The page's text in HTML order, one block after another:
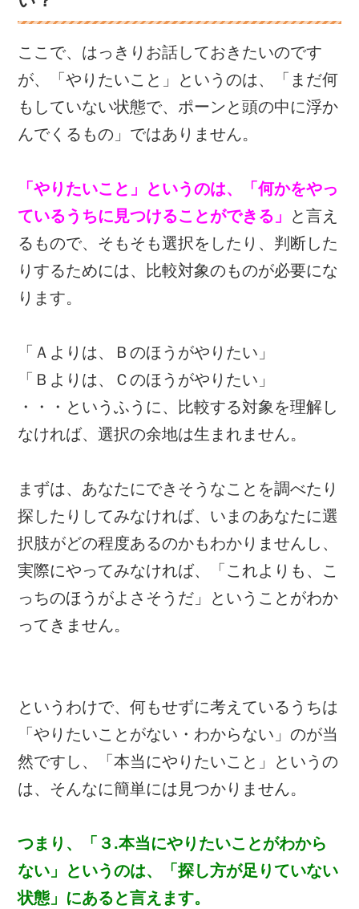
ここで、はっきりお話しておきたいのです
が、「やりたいこと」というのは、「まだ何
もしていない状態で、ポーンと頭の中に浮か
んでくるもの」ではありません。
「やりたいこと」というのは、「何かをやっ
ているうちに見つけることができる」
と言え
るもので、そもそも選択をしたり、判断した
りするためには、比較対象のものが必要にな
ります。
「Ａよりは、Ｂのほうがやりたい」
「Ｂよりは、Ｃのほうがやりたい」
・・・というふうに、比較する対象を理解し
なければ、選択の余地は生まれません。
まずは、あなたにできそうなことを調べたり
探したりしてみなければ、いまのあなたに選
択肢がどの程度あるのかもわかりませんし、
実際にやってみなければ、「これよりも、こ
っちのほうがよさそうだ」ということがわか
ってきません。
というわけで、何もせずに考えているうちは
「やりたいことがない・わからない」のが当
然ですし、「本当にやりたいこと」というの
は、そんなに簡単には見つかりません。
つまり、「３.本当にやりたいことがわから
ない」というのは、「探し方が足りていない
状態」にあると言えます。